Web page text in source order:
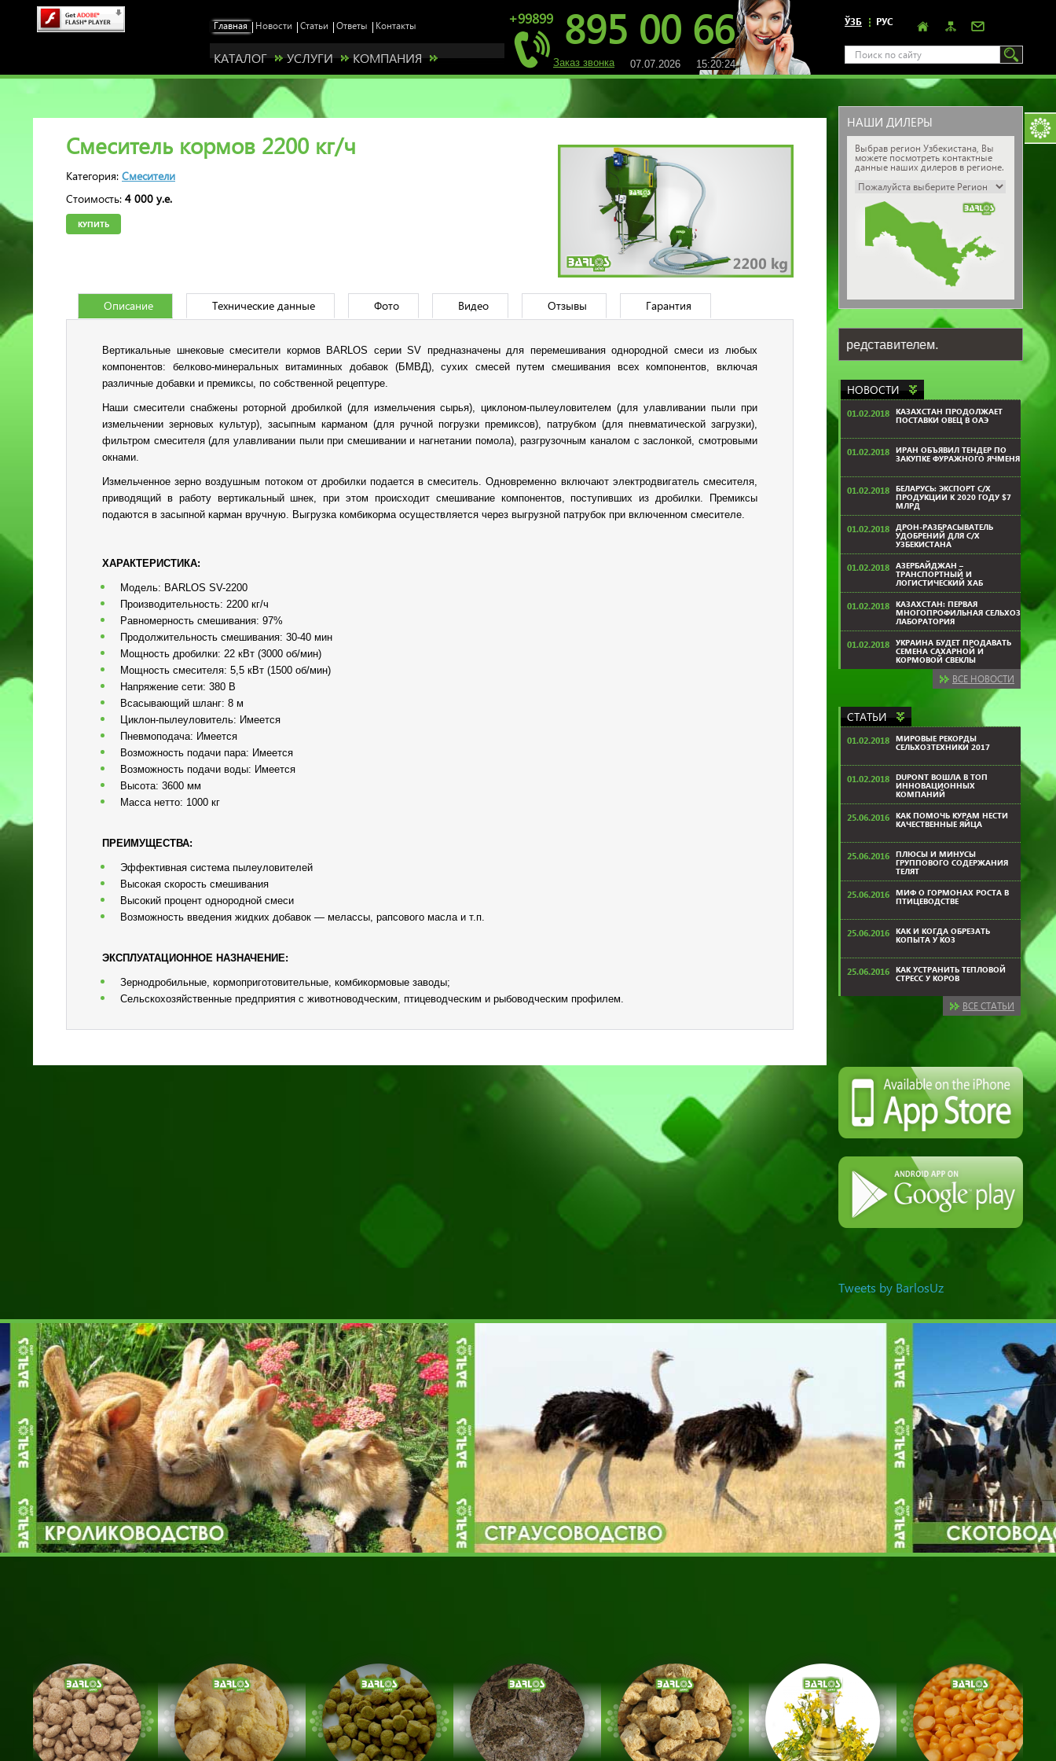
КАТАЛОГ УСЛУГИ КОМПАНИЯ
+99899 895 00 66
07.07.2026 15:20:26
Заказ звонка
ЎЗБ РУС
НАШИ ДИЛЕРЫ
Выбрав регион Узбекистана, Вы
можете посмотреть контактные
данные наших дилеров в регионе.
Станьте нашим представителем у себя в регионе! Мы предлагаем Вам зарабатывать деньги став нашим региональным представителем.
НОВОСТИ
01.02.2018
КАЗАХСТАН ПРОДОЛЖАЕТ
ПОСТАВКИ ОВЕЦ В ОАЭ
01.02.2018
ИРАН ОБЪЯВИЛ ТЕНДЕР ПО
ЗАКУПКЕ ФУРАЖНОГО ЯЧМЕНЯ
01.02.2018
БЕЛАРУСЬ: ЭКСПОРТ С/Х
ПРОДУКЦИИ К 2020 ГОДУ $7
МЛРД
01.02.2018
ДРОН-РАЗБРАСЫВАТЕЛЬ
УДОБРЕНИЙ ДЛЯ С/Х
УЗБЕКИСТАНА
01.02.2018
АЗЕРБАЙДЖАН –
ТРАНСПОРТНЫЙ И
ЛОГИСТИЧЕСКИЙ ХАБ
01.02.2018
КАЗАХСТАН: ПЕРВАЯ
МНОГОПРОФИЛЬНАЯ СЕЛЬХОЗ
ЛАБОРАТОРИЯ
01.02.2018
УКРАИНА БУДЕТ ПРОДАВАТЬ
СЕМЕНА САХАРНОЙ И
КОРМОВОЙ СВЕКЛЫ
ВСЕ НОВОСТИ
СТАТЬИ
01.02.2018
МИРОВЫЕ РЕКОРДЫ
СЕЛЬХОЗТЕХНИКИ 2017
01.02.2018
DUPONT ВОШЛА В ТОП
ИННОВАЦИОННЫХ
КОМПАНИЙ
25.06.2016
КАК ПОМОЧЬ КУРАМ НЕСТИ
КАЧЕСТВЕННЫЕ ЯЙЦА
25.06.2016
ПЛЮСЫ И МИНУСЫ
ГРУППОВОГО СОДЕРЖАНИЯ
ТЕЛЯТ
25.06.2016
МИФ О ГОРМОНАХ РОСТА В
ПТИЦЕВОДСТВЕ
25.06.2016
КАК И КОГДА ОБРЕЗАТЬ
КОПЫТА У КОЗ
25.06.2016
КАК УСТРАНИТЬ ТЕПЛОВОЙ
СТРЕСС У КОРОВ
ВСЕ СТАТЬИ
Tweets by BarlosUz
Смеситель кормов 2200 кг/ч
Категория: Смесители
Стоимость: 4 000 у.е.
КУПИТЬ
Описание Технические данные Фото Видео Отзывы Гарантия
Вертикальные шнековые смесители кормов BARLOS серии SV предназначены для перемешивания однородной смеси из любых
компонентов: белково-минеральных витаминных добавок (БМВД), сухих смесей путем смешивания всех компонентов, включая
различные добавки и премиксы, по собственной рецептуре.
Наши смесители снабжены роторной дробилкой (для измельчения сырья), циклоном-пылеуловителем (для улавливании пыли при
измельчении зерновых культур), засыпным карманом (для ручной погрузки премиксов), патрубком (для пневматической загрузки),
фильтром смесителя (для улавливании пыли при смешивании и нагнетании помола), разгрузочным каналом с заслонкой, смотровыми
окнами.
Измельченное зерно воздушным потоком от дробилки подается в смеситель. Одновременно включают электродвигатель смесителя,
приводящий в работу вертикальный шнек, при этом происходит смешивание компонентов, поступивших из дробилки. Премиксы
подаются в засыпной карман вручную. Выгрузка комбикорма осуществляется через выгрузной патрубок при включенном смесителе.
ХАРАКТЕРИСТИКА:
Модель: BARLOS SV-2200
Производительность: 2200 кг/ч
Равномерность смешивания: 97%
Продолжительность смешивания: 30-40 мин
Мощность дробилки: 22 кВт (3000 об/мин)
Мощность смесителя: 5,5 кВт (1500 об/мин)
Напряжение сети: 380 В
Всасывающий шланг: 8 м
Циклон-пылеуловитель: Имеется
Пневмоподача: Имеется
Возможность подачи пара: Имеется
Возможность подачи воды: Имеется
Высота: 3600 мм
Масса нетто: 1000 кг
ПРЕИМУЩЕСТВА:
Эффективная система пылеуловителей
Высокая скорость смешивания
Высокий процент однородной смеси
Возможность введения жидких добавок — мелассы, рапсового масла и т.п.
ЭКСПЛУАТАЦИОННОЕ НАЗНАЧЕНИЕ:
Зернодробильные, кормоприготовительные, комбикормовые заводы;
Сельскохозяйственные предприятия с животноводческим, птицеводческим и рыбоводческим профилем.